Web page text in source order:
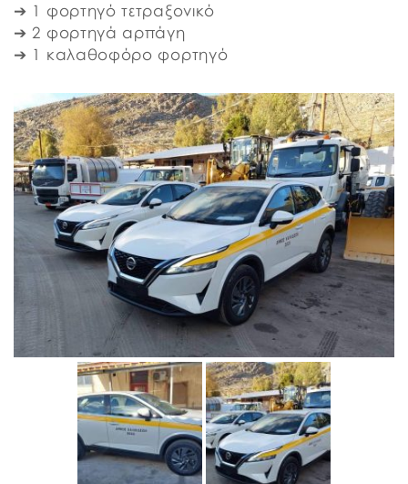
➔ 1 φορτηγό τετραξονικό
➔ 2 φορτηγά αρπάγη
➔ 1 καλαθοφόρο φορτηγό